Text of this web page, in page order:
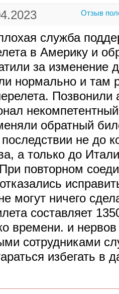
Отзыв
служба
в Америку и
за изменение
нормально и там
Позвонили
обратный
не до
а только до
повторном
могут ничего
составляет
времени. и
сотрудниками
избегать в